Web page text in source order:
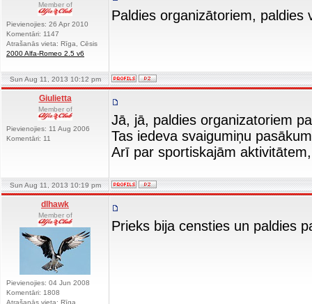
Member of
Pievienojies: 26 Apr 2010
Komentāri: 1147
Atrašanās vieta: Rīga, Cēsis
2000 Alfa-Romeo 2.5 v6
Paldies organizātoriem, paldies
Sun Aug 11, 2013 10:12 pm
Giulietta
Member of
Pievienojies: 11 Aug 2006
Komentāri: 11
Jā, jā, paldies organizatoriem
Tas iedeva svaigumiņu
Arī par sportiskajām
Sun Aug 11, 2013 10:19 pm
dlhawk
Member of
Pievienojies: 04 Jun 2008
Komentāri: 1808
Atrašanās vieta: Rīga
Prieks bija censties un paldies